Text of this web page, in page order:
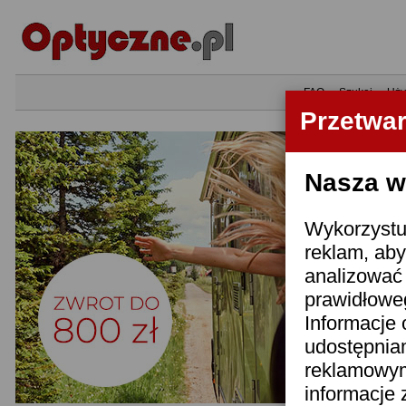
Nasza
reklam,
Informacje
informacje
•FAQ•Szukaj•